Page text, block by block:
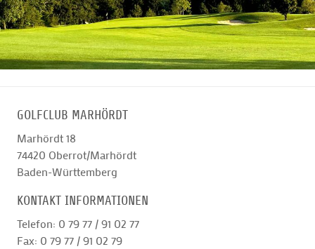
GOLFHOTELS
GOLFCLUB MARHÖRDT
Marhördt 18
74420 Oberrot/Marhördt
Baden-Württemberg
KONTAKT INFORMATIONEN
Telefon: 0 79 77 / 91 02 77
Fax: 0 79 77 / 91 02 79